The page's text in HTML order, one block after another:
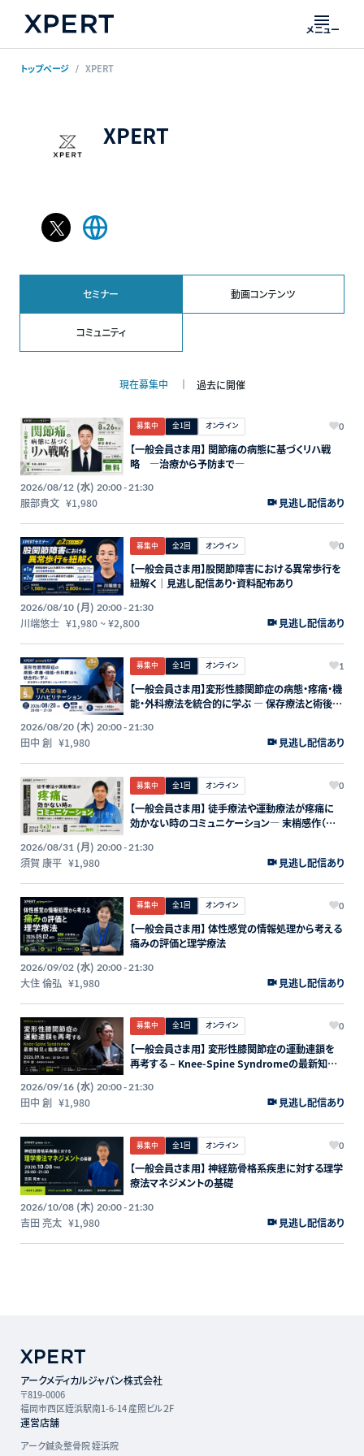
メニュー
トップページ XPERT
XPERT
𝕏
Web
セミナー 動画コンテンツ
コミュニティ
現在募集中 過去に開催
募集中 全1回 オンライン 0
【一般会員さま用】 関節痛の病態に基づくリハ戦
略 ―治療から予防まで―
2026/08/12 (水) 20:00 - 21:30
服部貴文 ¥1,980 見逃し配信あり
募集中 全2回 オンライン 0
【一般会員さま用】股関節障害における異常歩行を
紐解く｜見逃し配信あり・資料配布あり
2026/08/10 (月) 20:00 - 21:30
川端悠士 ¥1,980~¥2,800 見逃し配信あり
募集中 全1回 オンライン 1
【一般会員さま用】変形性膝関節症の病態・疼痛・機
能・外科療法を統合的に学ぶ ― 保存療法と術後回
リハビリテーション
2026/08/20 (木) 20:00 - 21:30
田中 創 ¥1,980 見逃し配信あり
募集中 全1回 オンライン 0
【一般会員さま用】 徒手療法や運動療法が疼痛に
効かない時のコミュニケーション― 末梢感作（筋
2026/08/31 (月) 20:00 - 21:30
須賀 康平 ¥1,980 見逃し配信あり
募集中 全1回 オンライン 0
【一般会員さま用】 体性感覚の情報処理から考える
痛みの評価と理学療法
2026/09/02 (水) 20:00 - 21:30
大住 倫弘 ¥1,980 見逃し配信あり
募集中 全1回 オンライン 0
【一般会員さま用】 変形性膝関節症の運動連鎖を
再考する – Knee-Spine Syndromeの最新知見
2026/09/16 (水) 20:00 - 21:30
田中 創 ¥1,980 見逃し配信あり
募集中 全1回 オンライン 0
【一般会員さま用】 神経筋骨格系疾患に対する理学
療法マネジメントの基礎
2026/10/08 (木) 20:00 - 21:30
吉田 亮太 ¥1,980 見逃し配信あり
アークメディカルジャパン株式会社
〒819-0006
福岡市西区姪浜駅南1-6-14 産照ビル２F
運営店舗
アーク鍼灸整骨院 姪浜院